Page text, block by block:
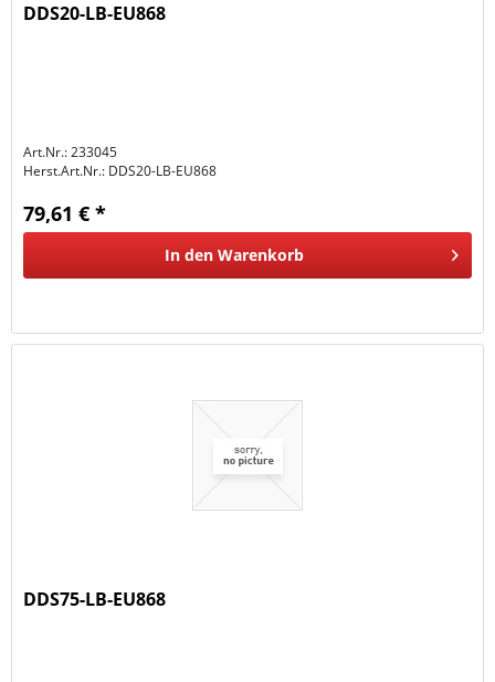
DDS20-LB-EU868
Art.Nr.: 233045
Herst.Art.Nr.: DDS20-LB-EU868
79,61 € *
In den Warenkorb
DDS75-LB-EU868